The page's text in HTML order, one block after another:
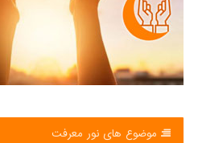
موضوع های نور معرفت